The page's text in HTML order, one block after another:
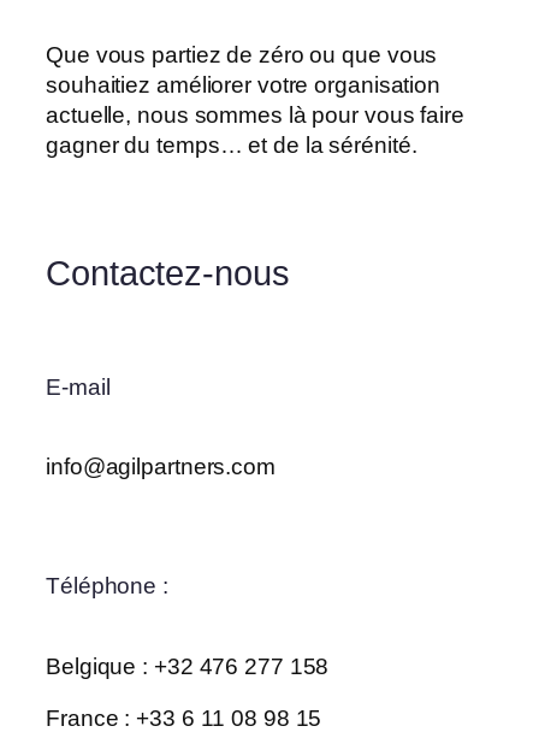
Que vous partiez de zéro ou que vous
souhaitiez améliorer votre organisation
actuelle, nous sommes là pour vous faire
gagner du temps… et de la sérénité.
Contactez-nous
E-mail
info@agilpartners.com
Téléphone :
Belgique : +32 476 277 158
France : +33 6 11 08 98 15